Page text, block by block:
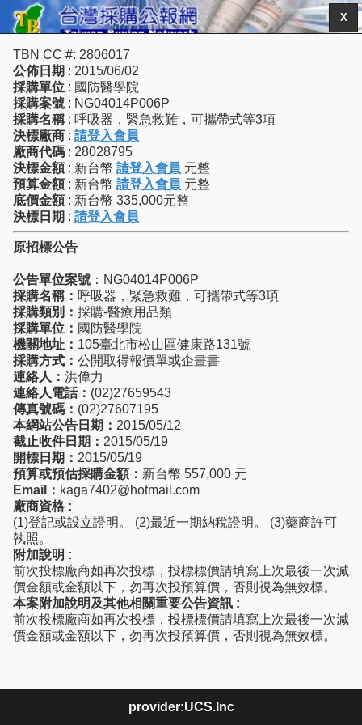
X
TBN CC #: 2806017
公佈日期 : 2015/06/02
採購單位 : 國防醫學院
採購案號 : NG04014P006P
採購名稱 : 呼吸器，緊急救難，可攜帶式等3項
決標廠商 : 請登入會員
廠商代碼 : 28028795
決標金額 : 新台幣 請登入會員 元整
預算金額 : 新台幣 請登入會員 元整
底價金額 : 新台幣 335,000元整
決標日期 : 請登入會員
原招標公告
公告單位案號 ：NG04014P006P
採購名稱： 呼吸器，緊急救難，可攜帶式等3項
採購類別： 採購-醫療用品類
採購單位： 國防醫學院
機關地址： 105臺北市松山區健康路131號
採購方式： 公開取得報價單或企畫書
連絡人： 洪偉力
連絡人電話： (02)27659543
傳真號碼： (02)27607195
本網站公告日期： 2015/05/12
截止收件日期： 2015/05/19
開標日期： 2015/05/19
預算或預估採購金額： 新台幣 557,000 元
Email： kaga7402@hotmail.com
廠商資格 :
(1)登記或設立證明。 (2)最近一期納稅證明。 (3)藥商許可
執照。
附加說明 :
前次投標廠商如再次投標，投標標價請填寫上次最後一次減
價金額或金額以下，勿再次投預算價，否則視為無效標。
本案附加說明及其他相關重要公告資訊 :
前次投標廠商如再次投標，投標標價請填寫上次最後一次減
價金額或金額以下，勿再次投預算價，否則視為無效標。
provider:UCS.Inc